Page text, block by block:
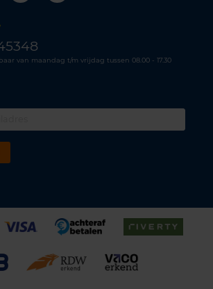
van maandag t/m vrijdag tussen 08.00 - 17.30